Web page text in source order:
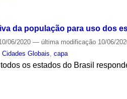
da população para uso dos
06/2020— última modificação 10/06/
Cidades Globais ,capa
os estados do Brasil